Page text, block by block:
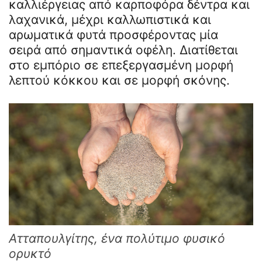
καλλιέργειας από καρποφόρα δέντρα και
λαχανικά, μέχρι καλλωπιστικά και
αρωματικά φυτά προσφέροντας μία
σειρά από σημαντικά οφέλη. Διατίθεται
στο εμπόριο σε επεξεργασμένη μορφή
λεπτού κόκκου και σε μορφή σκόνης.
Ατταπουλγίτης, ένα πολύτιμο φυσικό
ορυκτό